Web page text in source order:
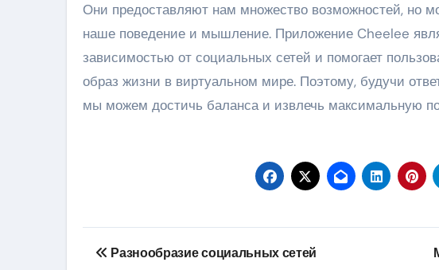
Они предоставляют нам множество возможностей, но
наше поведение и мышление. Приложение Cheelee
зависимостью от социальных сетей и помогает
образ жизни в виртуальном мире. Поэтому, будучи
мы можем достичь баланса и извлечь максимальную
Навигация
Разнообразие социальных сетей